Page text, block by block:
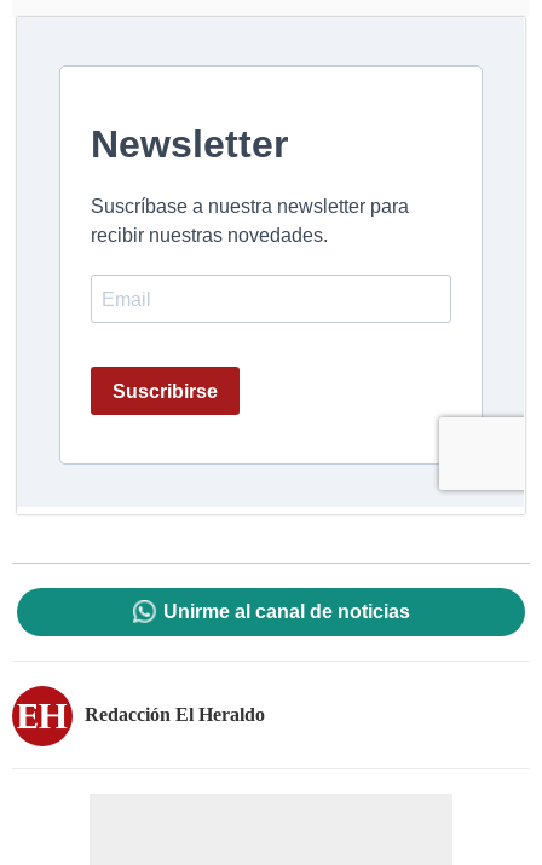
Unirme al canal de noticias
Redacción El Heraldo